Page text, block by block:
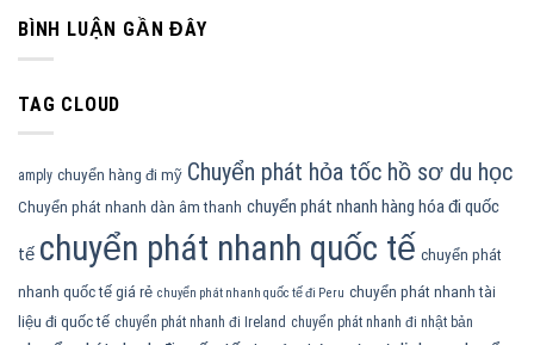
BÌNH LUẬN GẦN ĐÂY
TAG CLOUD
amply chuyển hàng đi mỹ Chuyển phát hỏa tốc hồ sơ du học
Chuyển phát nhanh dàn âm thanh chuyển phát nhanh hàng hóa đi quốc
tế chuyển phát nhanh quốc tế chuyển phát
nhanh quốc tế giá rẻ chuyển phát nhanh quốc tế đi Peru chuyển phát nhanh tài
liệu đi quốc tế chuyển phát nhanh đi Ireland chuyển phát nhanh đi nhật bản